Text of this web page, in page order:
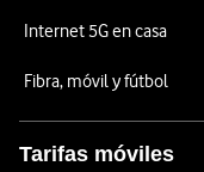
Internet 5G en casa
Fibra, móvil y fútbol
Tarifas móviles